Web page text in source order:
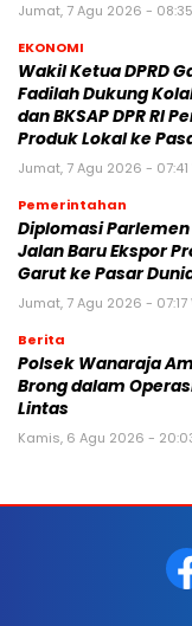
Jumat, 7 Agu 2026 -
EKONOMI
Wakil Ketua DPRD
Fadilah Dukung
dan BKSAP DPR RI
Produk Lokal ke
Jumat, 7 Agu 2026 - 07:41
Pemerintahan
Diplomasi
Jalan Baru Ekspor
Garut ke Pasar
Jumat, 7 Agu 2026 - 07:17
Berita
Polsek Wanaraja
Brong dalam
Lintas
Kamis, 6 Agu 2026 -